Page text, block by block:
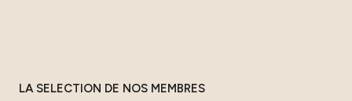
LA SELECTION DE NOS MEMBRES